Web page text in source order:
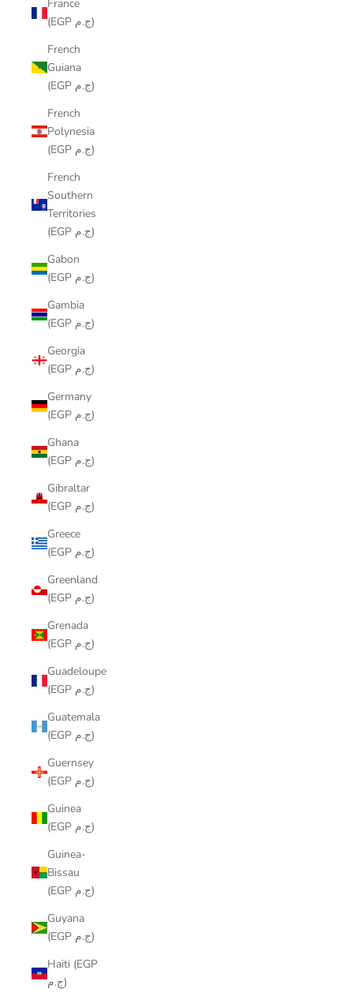
France
(EGP ج.م)
French
Guiana
(EGP ج.م)
French
Polynesia
(EGP ج.م)
French
Southern
Territories
(EGP ج.م)
Gabon
(EGP ج.م)
Gambia
(EGP ج.م)
Georgia
(EGP ج.م)
Germany
(EGP ج.م)
Ghana
(EGP ج.م)
Gibraltar
(EGP ج.م)
Greece
(EGP ج.م)
Greenland
(EGP ج.م)
Grenada
(EGP ج.م)
Guadeloupe
(EGP ج.م)
Guatemala
(EGP ج.م)
Guernsey
(EGP ج.م)
Guinea
(EGP ج.م)
Guinea-
Bissau
(EGP ج.م)
Guyana
(EGP ج.م)
Haiti (EGP
ج.م)